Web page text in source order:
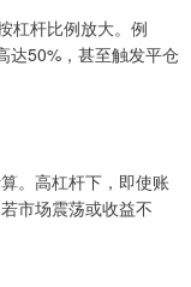
杠杆比例放大。例
达50%，甚至触发平仓
。高杠杆下，即使账
市场震荡或收益不